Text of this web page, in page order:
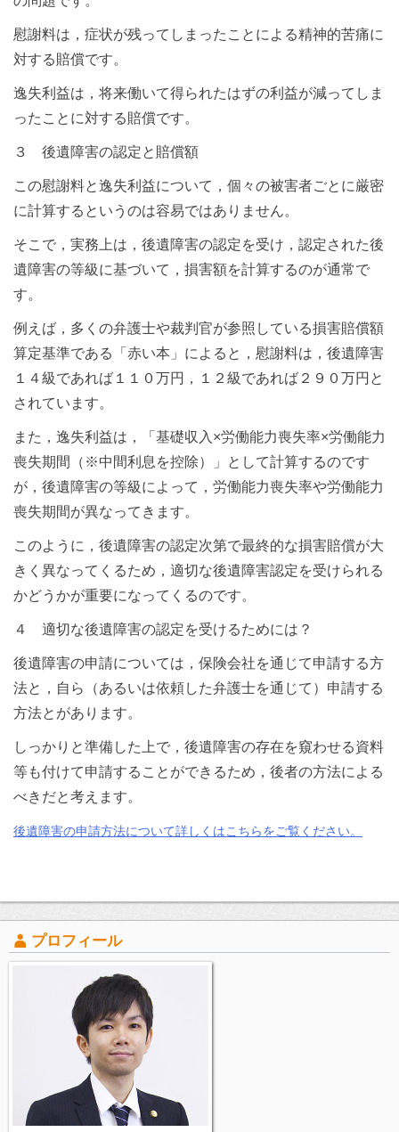
慰謝料は，症状が残ってしまったことによる精神的苦痛に
対する賠償です。
逸失利益は，将来働いて得られたはずの利益が減ってしま
ったことに対する賠償です。
３ 後遺障害の認定と賠償額
この慰謝料と逸失利益について，個々の被害者ごとに厳密
に計算するというのは容易ではありません。
そこで，実務上は，後遺障害の認定を受け，認定された後
遺障害の等級に基づいて，損害額を計算するのが通常で
す。
例えば，多くの弁護士や裁判官が参照している損害賠償額
算定基準である「赤い本」によると，慰謝料は，後遺障害
１４級であれば１１０万円，１２級であれば２９０万円と
されています。
また，逸失利益は，「基礎収入×労働能力喪失率×労働能力
喪失期間（※中間利息を控除）」として計算するのです
が，後遺障害の等級によって，労働能力喪失率や労働能力
喪失期間が異なってきます。
このように，後遺障害の認定次第で最終的な損害賠償が大
きく異なってくるため，適切な後遺障害認定を受けられる
かどうかが重要になってくるのです。
４ 適切な後遺障害の認定を受けるためには？
後遺障害の申請については，保険会社を通じて申請する方
法と，自ら（あるいは依頼した弁護士を通じて）申請する
方法とがあります。
しっかりと準備した上で，後遺障害の存在を窺わせる資料
等も付けて申請することができるため，後者の方法による
べきだと考えます。
後遺障害の申請方法について詳しくはこちらをご覧ください。
プロフィール